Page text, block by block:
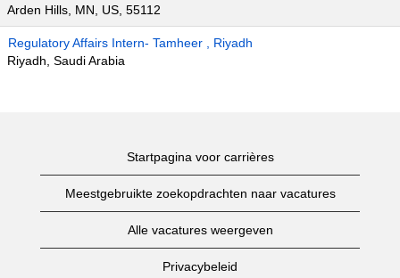
Arden Hills, MN, US, 55112
Regulatory Affairs Intern- Tamheer , Riyadh
Riyadh, Saudi Arabia
Startpagina voor carrières
Meestgebruikte zoekopdrachten naar vacatures
Alle vacatures weergeven
Privacybeleid